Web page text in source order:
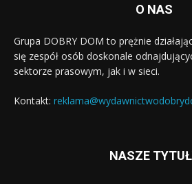
O NAS
Grupa DOBRY DOM to prężnie
się zespół osób doskonale
sektorze prasowym, jak i w sieci.
Kontakt:
NASZE